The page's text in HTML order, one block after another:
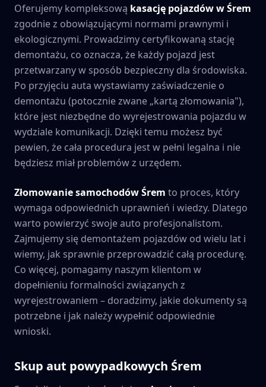
Oferujemy kompleksową kasację pojazdów wŚrem
zgodnie z obowiązującymi normami prawnymi i
ekologicznymi. Prowadzimy certyfikowaną stację
demontażu, co oznacza, że każdy pojazd jest
przetwarzany w sposób bezpieczny dla środowiska.
Po przyjęciu auta wystawiamy zaświadczenie o
demontażu (potocznie zwane „kartą złomowania"),
które jest niezbędne do wyrejestrowania pojazdu w
wydziale komunikacji. Dzięki temu możesz być
pewien, że cała procedura jest w pełni legalna i nie
będziesz miał problemów z urzędem.
Złomowanie samochodówŚrem to proces, który
wymaga odpowiednich uprawnień i wiedzy. Dlatego
warto powierzyć swoje auto profesjonalistom.
Zajmujemy się demontażem pojazdów od wielu lat i
wiemy, jak sprawnie przeprowadzić całą procedurę.
Co więcej, pomagamy naszym klientom w
dopełnieniu formalności związanych z
wyrejestrowaniem – doradzimy, jakie dokumenty są
potrzebne i jak należy wypełnić odpowiednie
wnioski.
Skup aut powypadkowych Śrem